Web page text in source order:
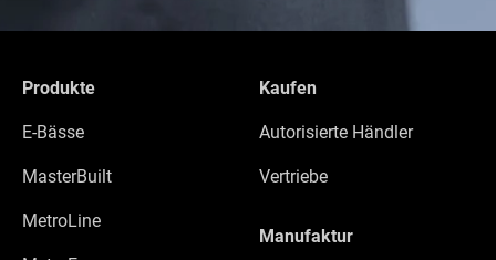
Produkte
E-Bässe
MasterBuilt
MetroLine
Kaufen
Autorisierte Händler
Vertriebe
Manufaktur